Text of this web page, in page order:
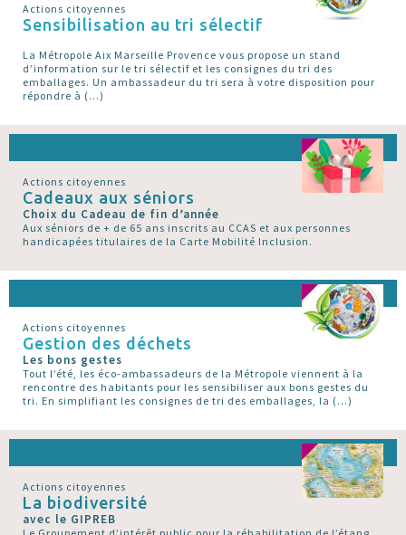
Actions citoyennes
Sensibilisation au tri sélectif
La Métropole Aix Marseille Provence vous propose un stand
d’information sur le tri sélectif et les consignes du tri des
emballages. Un ambassadeur du tri sera à votre disposition pour
répondre à (…)
Actions citoyennes
Cadeaux aux séniors
Choix du Cadeau de fin d’année
Aux séniors de + de 65 ans inscrits au CCAS et aux personnes
handicapées titulaires de la Carte Mobilité Inclusion.
Actions citoyennes
Gestion des déchets
Les bons gestes
Tout l’été, les éco-ambassadeurs de la Métropole viennent à la
rencontre des habitants pour les sensibiliser aux bons gestes du
tri. En simplifiant les consignes de tri des emballages, la (…)
Actions citoyennes
La biodiversité
avec le GIPREB